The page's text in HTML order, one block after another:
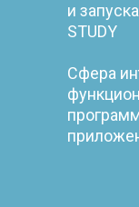
и
STUDY
Сфера